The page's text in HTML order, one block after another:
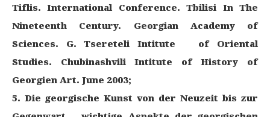
Tiflis. International Conference. Tbilisi In The
Nineteenth Century. Georgian Academy of
Sciences. G. Tsereteli Intitute of Oriental
Studies. Chubinashvili Intitute of History of
Georgien Art. June 2003;
5. Die georgische Kunst von der Neuzeit bis zur